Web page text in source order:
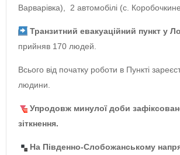
Варварівка), 2 автомобілі (с.
Транзитний евакуаційний пункт у
прийняв 170 людей.
Всього від початку роботи в Пункті
людини.
Упродовж минулої доби
зіткнення.
На Південно-Слобожанському